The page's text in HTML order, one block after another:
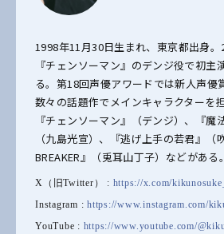
1998年11月30日生まれ、東京都出身。
『チェンソーマン』のデンジ役で初主
る。第18回声優アワードでは新人声優
数々の話題作でメインキャラクターを
『チェンソーマン』（デンジ）、『魔
（九島光宣）、『逃げ上手の若君』（
BREAKER』（兎耳山丁子）などがある。
X（旧Twitter） : https://x.com/
Instagram : https://www.instagram.com/
YouTube : https://www.youtube.com/